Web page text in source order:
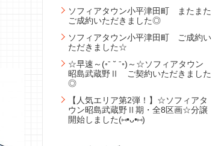
ソフィアタウン小平津田町 またまた
ご成約いただきました◎
ソフィアタウン小平津田町 ご成約い
ただきました☆
☆早速～(◦ˉ ˘ ˉ◦)～☆ソフィアタウン
昭島武蔵野Ⅱ ご契約いただきました
◎
【人気エリア第2弾！】☆ソフィアタ
ウン昭島武蔵野Ⅱ期・全8区画☆分譲
開始しました(⑅•ᴗ•⑅)